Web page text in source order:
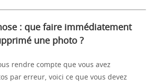
: que faire immédiatement
une photo ?
rendre compte que vous avez
par erreur, voici ce que vous devez